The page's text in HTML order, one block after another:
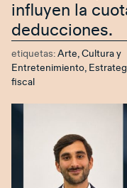
influyen la
deducciones.
etiquetas: Arte, Cultura y
Entretenimiento
fiscal